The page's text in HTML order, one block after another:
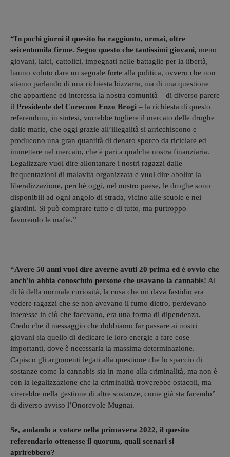
“In pochi giorni il quesito ha raggiunto, ormai, oltre
seicentomila firme. Segno questo che tantissimi giovani, meno
giovani, laici, cattolici, impegnati nelle battaglie per la libertà,
hanno voluto dare un segnale forte alla politica, ovvero che non
stiamo parlando di una richiesta bizzarra, ma di una questione
che appartiene ed interessa la nostra comunità – di diverso parere
il Presidente del Corecom Enzo Brogi – la richiesta di questo
referendum, in sintesi, vorrebbe togliere il mercato delle droghe
dalle mafie, che oggi grazie all’illegalità si arricchiscono e
producono una gran quantità di denaro sporco da riciclare ed
immettere nel mercato, che è pari a qualche nostra finanziaria.
Legalizzare vuol dire allontanare i nostri ragazzi dalle
frequentazioni di malavita organizzata e vuol dire abolire la
liberalizzazione, perché oggi, nel nostro paese, le droghe sono
disponibili ad ogni angolo di strada, vicino alle scuole e nei
giardini. Si può comprare tutto e di tutto, ma purtroppo
favorendo le mafie.”
“Avere 50 anni vuol dire averne avuti 20 prima ed è ovvio che
anch’io abbia conosciuto persone che usavano la cannabis! Al
di là della normale curiosità, la cosa che mi dava fastidio era
vedere ragazzi che se non avevano il fumo dietro, perdevano
interesse in ciò che facevano, era una forma di dipendenza.
Credo che il messaggio che dobbiamo far passare ai nostri
giovani sia quello di dedicare le loro energie a fare cose
importanti, dove è necessaria la massima determinazione.
Capisco gli argomenti legati alla questione che lo spaccio di
sostanze come la cannabis sia in mano alla criminalità, ma non è
con la legalizzazione che la criminalità troverebbe ostacoli, ma
virerebbe nella gestione di altre sostanze, come già sta facendo”
di diverso avviso l’Onorevole Mugnai.
Se, andando a votare nella primavera 2022, il quesito
referendario ottenesse il quorum, quali scenari si
aprirebbero?